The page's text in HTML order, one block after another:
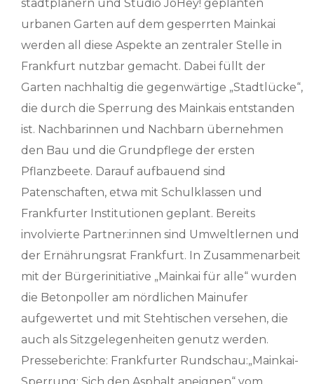
stadtplanern und Studio JoHey! geplanten
urbanen Garten auf dem gesperrten Mainkai
werden all diese Aspekte an zentraler Stelle in
Frankfurt nutzbar gemacht. Dabei füllt der
Garten nachhaltig die gegenwärtige „Stadtlücke“,
die durch die Sperrung des Mainkais entstanden
ist. Nachbarinnen und Nachbarn übernehmen
den Bau und die Grundpflege der ersten
Pflanzbeete. Darauf aufbauend sind
Patenschaften, etwa mit Schulklassen und
Frankfurter Institutionen geplant. Bereits
involvierte Partner:innen sind Umweltlernen und
der Ernährungsrat Frankfurt. In Zusammenarbeit
mit der Bürgerinitiative „Mainkai für alle“ wurden
die Betonpoller am nördlichen Mainufer
aufgewertet und mit Stehtischen versehen, die
auch als Sitzgelegenheiten genutz werden.
Presseberichte: Frankfurter Rundschau:„Mainkai-